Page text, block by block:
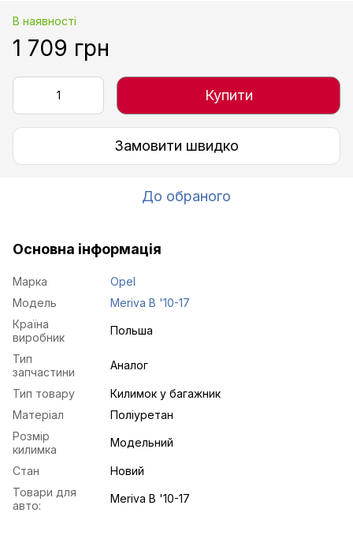
В наявності
1 709 грн
Купити
Замовити швидко
До обраного
Основна інформація
Марка
Opel
Модель
Meriva B '10-17
Країна
виробник
Польша
Тип
запчастини
Аналог
Тип товару
Килимок у багажник
Матеріал
Поліуретан
Розмір
килимка
Модельний
Стан
Новий
Товари для
авто:
Meriva B '10-17